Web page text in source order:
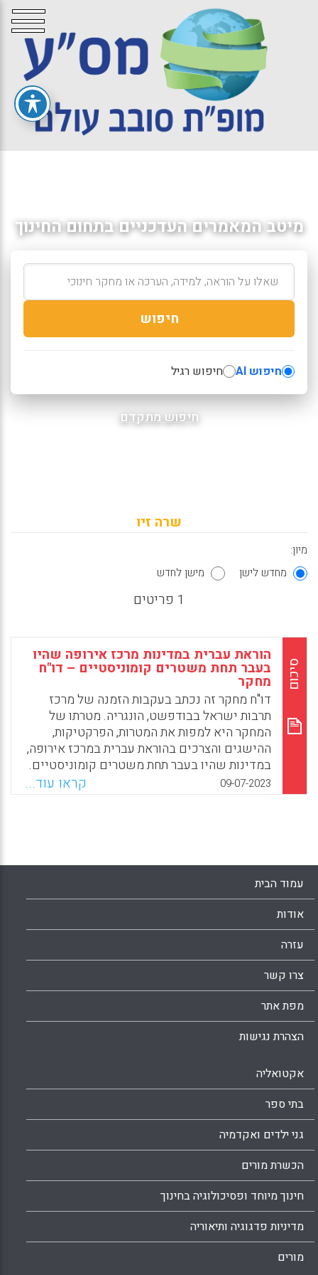
מיטב המאמרים העדכניים בתחום החינוך
חיפוש
חיפוש AI חיפוש רגיל
חיפוש מתקדם
שרה זיו
מיון:
מחדש לישן
מישן לחדש
1 פריטים
סיכום
הוראת עברית במדינות מרכז אירופה שהיו
בעבר תחת משטרים קומוניסטיים – דו"ח
מחקר
דו"ח מחקר זה נכתב בעקבות הזמנה של מרכז
תרבות ישראל בבודפשט, הונגריה. מטרתו של
המחקר היא למפות את המטרות, הפרקטיקות,
ההישגים והצרכים בהוראת עברית במרכז אירופה,
במדינות שהיו בעבר תחת משטרים קומוניסטיים.
זאת על מנת שאפשר יהיה להגיש למורים
מלמדים עברית במדינות הללו סיוע שמותאם
09-07-2023 קראו עוד...
עמוד הבית
אודות
עזרה
צרו קשר
מפת אתר
הצהרת נגישות
אקטואליה
בתי ספר
גני ילדים ואקדמיה
הכשרת מורים
חינוך מיוחד ופסיכולוגיה בחינוך
מדיניות פדגוגיה ותיאוריה
מורים